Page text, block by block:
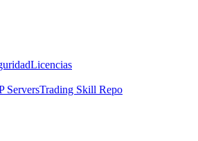
Licencias
ServersTrading Skill Repo